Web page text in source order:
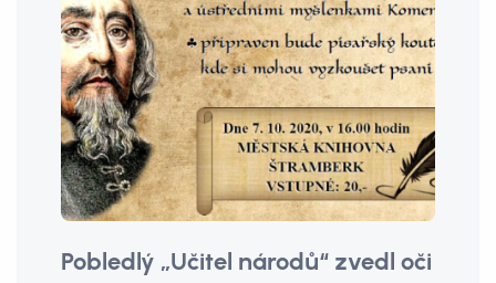
Pobledlý „Učitel národů“ zvedl oči